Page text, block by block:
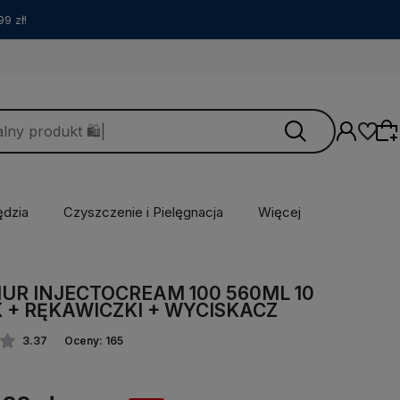
zł!
oferty lub zaloguj się, aby przywrócić dodane
produkty do listy z poprzedniej sesji.
Czyszczenie i Pielęgnacja Więcej
INJECTOCREAM 100 560ML 10
+ RĘKAWICZKI + WYCISKACZ
3.37 Oceny: 165